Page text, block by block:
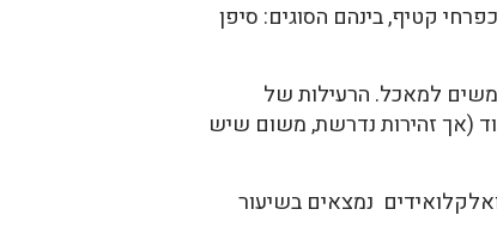
קטיף, בינהם הסוגים: סיפן
למאכל. הרעילות של
(אך זהירות נדרשת, משום שיש
נמצאים בשיעור